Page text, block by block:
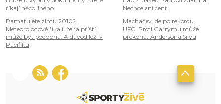
říkají něco jiného
Pamatujete zimu 2010?
Meteorologové říkají, že ta příští
může být podobná. A důvod leží v
Pacifiku
Nechce ani cent
Machačev jde po rekordu
UFC. Proti Garrymu může
překonat Andersona Silvu